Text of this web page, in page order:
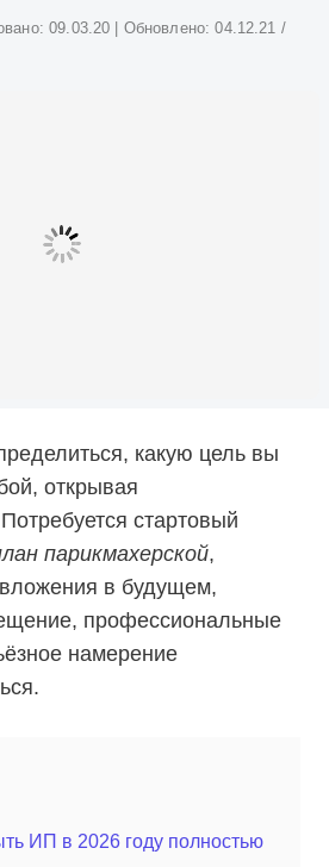
09.03.20 | Обновлено:04.12.21
какую цель вы
открывая
стартовый
парикмахерской,
в будущем,
профессиональные
намерение
ИП в 2026 году полностью